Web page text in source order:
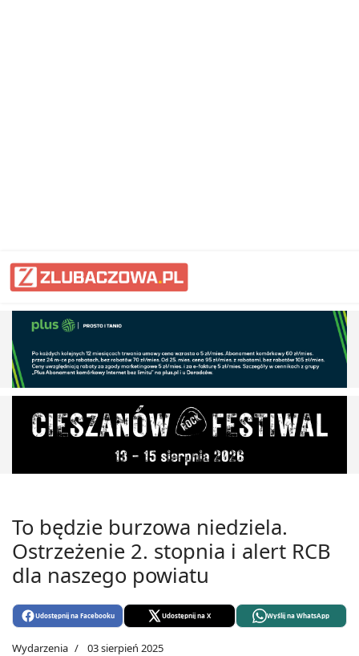
To będzie burzowa niedziela.
Ostrzeżenie 2. stopnia i alert RCB
dla naszego powiatu
Udostępnij na Facebooku Udostępnij na X Wyślij na WhatsApp
Wydarzenia 03 sierpień 2025